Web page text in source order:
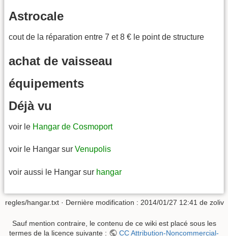
Astrocale
cout de la réparation entre 7 et 8 € le point de structure
achat de vaisseau
équipements
Déjà vu
voir le Hangar de Cosmoport
voir le Hangar sur Venupolis
voir aussi le Hangar sur hangar
regles/hangar.txt · Dernière modification : 2014/01/27 12:41 de zoliv
Sauf mention contraire, le contenu de ce wiki est placé sous les
termes de la licence suivante :
CC Attribution-Noncommercial-